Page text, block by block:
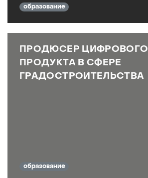
образование
ПРОДЮСЕР ЦИФРОВОГО
ПРОДУКТА В СФЕРЕ
ГРАДОСТРОИТЕЛЬСТВА
образование